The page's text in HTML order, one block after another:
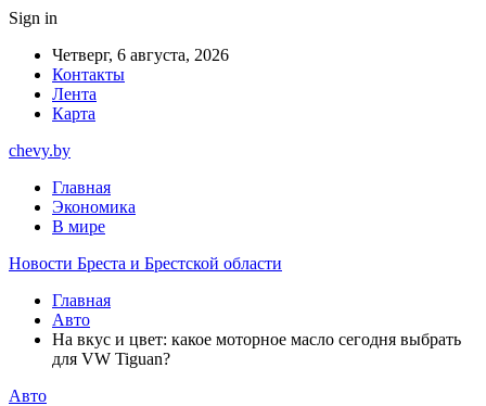
Sign in
Четверг, 6 августа, 2026
Контакты
Лента
Карта
chevy.by
Главная
Экономика
В мире
Новости Бреста и Брестской области
Главная
Авто
На вкус и цвет: какое моторное масло сегодня выбрать
для VW Tiguan?
Авто